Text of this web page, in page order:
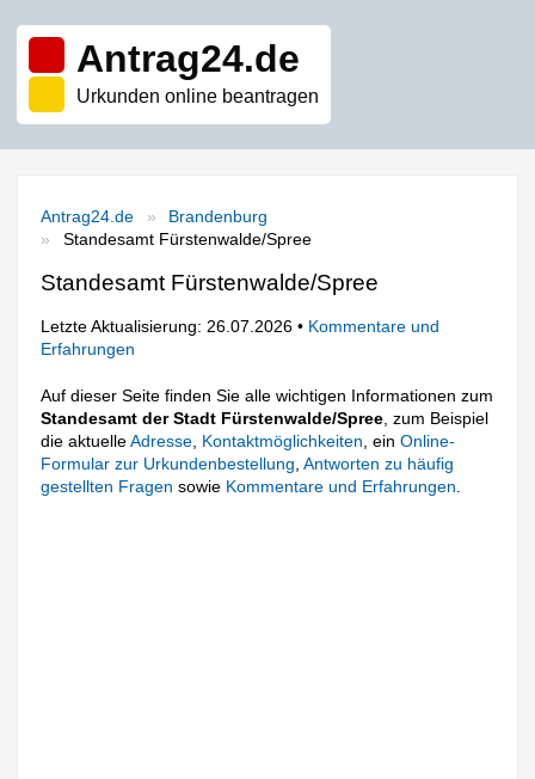
Antrag24.de
Urkunden online beantragen
Antrag24.de
Brandenburg
Standesamt Fürstenwalde/Spree
Standesamt Fürstenwalde/Spree
Letzte Aktualisierung: 26.07.2026 • Kommentare und
Erfahrungen
Auf dieser Seite finden Sie alle wichtigen Informationen zum
Standesamt der Stadt Fürstenwalde/Spree , zum Beispiel
die aktuelleAdresse Kontaktmöglichkeiten , einOnline-
Formular zur Urkundenbestellung ,Antworten zu häufig
gestellten Fragen sowie Kommentare und Erfahrungen